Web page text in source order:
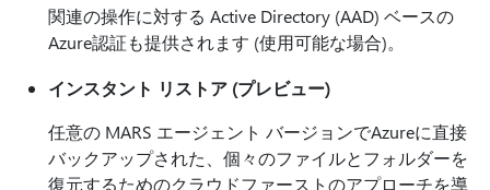
関連の操作に対する Active Directory (AAD) ベースの
Azure認証も提供されます (使用可能な場合)。
インスタント リストア (プレビュー)
任意の MARS エージェント バージョンでAzureに直接
バックアップされた、個々のファイルとフォルダーを
復元するためのクラウドファーストのアプローチを導